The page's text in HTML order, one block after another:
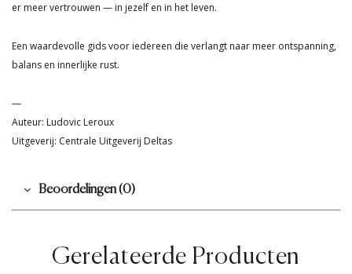
er meer vertrouwen — in jezelf en in het leven.
Een waardevolle gids voor iedereen die verlangt naar meer ontspanning,
balans en innerlijke rust.
—
Auteur: Ludovic Leroux
Uitgeverij: Centrale Uitgeverij Deltas
Beoordelingen (0)
Gerelateerde Producten